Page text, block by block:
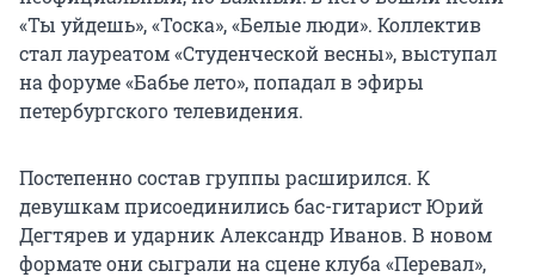
«Ты уйдешь», «Тоска», «Белые люди». Коллектив
стал лауреатом «Студенческой весны», выступал
на форуме «Бабье лето», попадал в эфиры
петербургского телевидения.
Постепенно состав группы расширился. К
девушкам присоединились бас-гитарист Юрий
Дегтярев и ударник Александр Иванов. В новом
формате они сыграли на сцене клуба «Перевал»,